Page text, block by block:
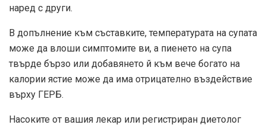
наред с други.
В допълнение към съставките, температурата на супата
може да влоши симптомите ви, а пиенето на супа
твърде бързо или добавянето й към вече богато на
калории ястие може да има отрицателно въздействие
върху ГЕРБ.
Насоките от вашия лекар или регистриран диетолог